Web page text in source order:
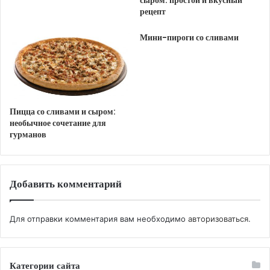
40 минут, до золотистой корочки. Дайте кишу
Рецепт 2
Ингредиенты:
мука -300г,
сливочное масло — 100 г,
яйцо — 1 шт,
соль — по вкусу,
начинка:
сырокопчёный бекон — 100 г,
ветчина — 100 г,
рецепт
Пицца со сливами и сыром:
необычное сочетание для
гурманов
Мини-пироги со сливами
Добавить комментарий
Для отправки комментария вам необходимо авторизоваться.
Категории сайта